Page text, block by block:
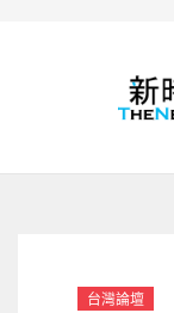
台灣論壇